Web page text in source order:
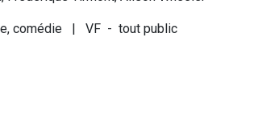
comédie | VF - tout public